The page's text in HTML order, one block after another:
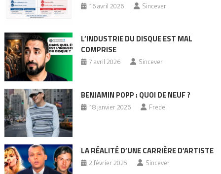
16 avril 2026 Sincever
L’INDUSTRIE DU DISQUE EST MAL
COMPRISE
7 avril 2026 Sincever
BENJAMIN POPP : QUOI DE NEUF ?
18 janvier 2026 Fredel
LA RÉALITÉ D’UNE CARRIÈRE D’ARTISTE
2 février 2025 Sincever